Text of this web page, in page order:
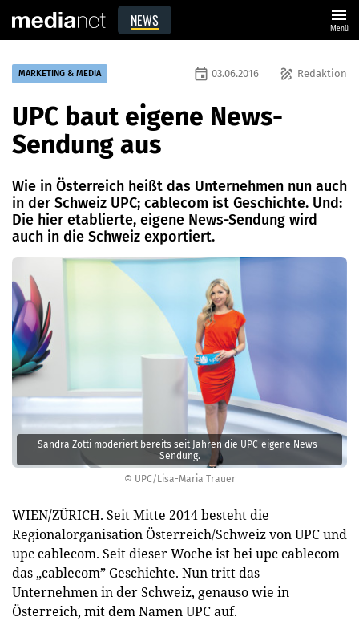
NEWS menu
Menü
© UPC/Lisa-Maria Trauer
Sandra Zotti moderiert bereits seit Jahren die UPC-eigene News-
Sendung.
MARKETING & MEDIA draw Redaktion
event 03.06.2016
UPC baut eigene News-
Sendung aus
Wie in Österreich heißt das Unternehmen nun auch
in der Schweiz UPC; cablecom ist Geschichte. Und:
Die hier etablierte, eigene News-Sendung wird
auch in die Schweiz exportiert.
WIEN/ZÜRICH. Seit Mitte 2014 besteht die
Regionalorganisation Österreich/Schweiz von UPC und
upc cablecom. Seit dieser Woche ist bei upc cablecom
das „cablecom” Geschichte. Nun tritt das
Unternehmen in der Schweiz, genauso wie in
Österreich, mit dem Namen UPC auf.